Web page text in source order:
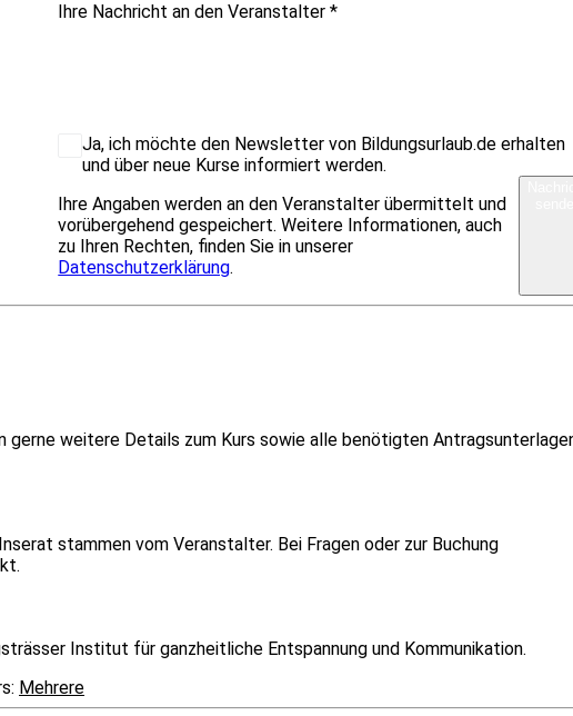
Ihre Nachricht an den Veranstalter*
Ja, ich möchte den Newsletter von Bildungsurlaub.de erhalten
und über neue Kurse informiert werden.
Ihre Angaben werden an den Veranstalter übermittelt und
vorübergehend gespeichert. Weitere Informationen, auch
zu Ihren Rechten, finden Sie in unserer
Datenschutzerklärung.
gerne weitere Details zum Kurs sowie alle benötigten
stammen vom Veranstalter. Bei Fragen oder zur Buchung
Institut für ganzheitliche Entspannung und Kommunikation.
Mehrere